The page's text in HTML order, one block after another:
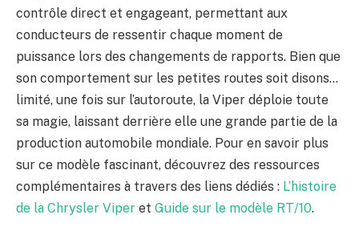
contrôle direct et engageant, permettant aux
conducteurs de ressentir chaque moment de
puissance lors des changements de rapports. Bien que
son comportement sur les petites routes soit disons…
limité, une fois sur l’autoroute, la Viper déploie toute
sa magie, laissant derrière elle une grande partie de la
production automobile mondiale. Pour en savoir plus
sur ce modèle fascinant, découvrez des ressources
complémentaires à travers des liens dédiés : L’histoire
de la Chrysler Viper et Guide sur le modèle RT/10.